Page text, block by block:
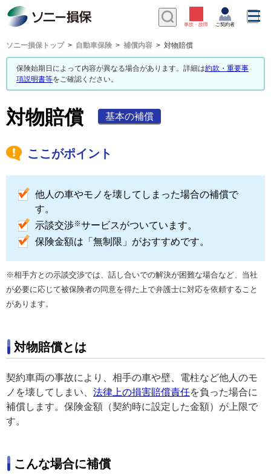
ソニー損保トップ 自動車保険 補償内容 対物賠償
保険始期日によって内容が異なる場合があります。詳細は約款・重要事
項説明書等をご確認ください。
対物賠償 基本の補償
ここがポイント
他人の車やモノを壊してしまった場合の補償で
す。
示談交渉※サービスがついています。
保険金額は「無制限」がおすすめです。
※相手方との示談交渉では、話し合いでの解決が困難な場合など、当社
が必要に応じて被保険者の同意を得た上で弁護士に対応を依頼すること
があります。
対物賠償とは
契約車両の事故により、相手の車や壁、電柱など他人のモ
ノを壊してしまい、 法律上の損害賠償責任を負った場合に
補償します。保険金額（契約時に設定した金額）が上限で
す。
こんな場合に補償